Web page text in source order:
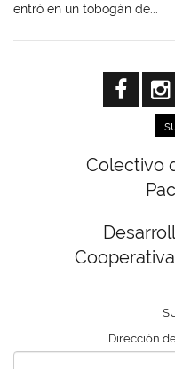
entró en un tobogán de...
Colectivo
Dirección